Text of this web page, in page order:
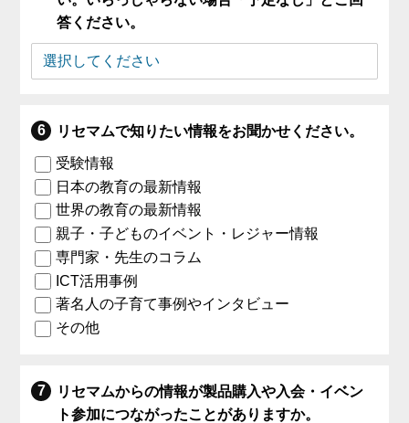
答ください。
リセマムで知りたい情報をお聞かせください。
受験情報
日本の教育の最新情報
世界の教育の最新情報
親子・子どものイベント・レジャー情報
専門家・先生のコラム
ICT活用事例
著名人の子育て事例やインタビュー
その他
リセマムからの情報が製品購入や入会・イベン
ト参加につながったことがありますか。